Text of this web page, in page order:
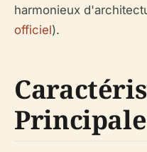
harmonieux
officiel).